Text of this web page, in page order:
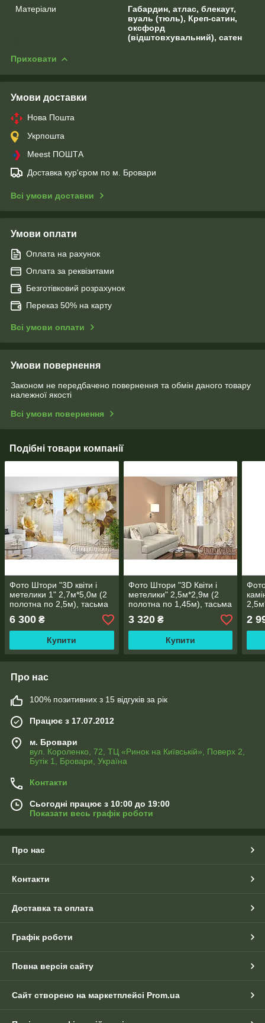
Матеріали
Габардин, атлас, блекаут,
вуаль (тюль), Креп-сатин,
оксфорд
(відштовхувальний), сатен
Приховати
Умови доставки
Нова Пошта
Укрпошта
Meest ПОШТА
Доставка кур'єром по м. Бровари
Всі умови доставки
Умови оплати
Оплата на рахунок
Оплата за реквізитами
Безготівковий розрахунок
Переказ 50% на карту
Всі умови оплати
Умови повернення
Законом не передбачено повернення та обмін даного товару
належної якості
Всі умови повернення
Подібні товари компанії
Фото Штори "3D квіти і
метелики 1" 2,7м*5,0м (2
полотна по 2,5м), тасьма
6 300 ₴
Купити
Фото Штори "3D Квіти і
метелики" 2,5м*2,9м (2
полотна по 1,45м), тасьма
3 320₴
Купити
2
Про нас
100% позитивних з 15 відгуків за рік
Працює з 17.07.2012
м. Бровари
вул. Короленко, 72, ТЦ «Ринок на Київській», Поверх 2,
Бутік 1, Бровари, Україна
Контакти
Сьогодні працює з 10:00 до 19:00
Показати весь графік роботи
Про нас
Контакти
Доставка та оплата
Графік роботи
Повна версія сайту
Сайт створено на маркетплейсі Prom.ua